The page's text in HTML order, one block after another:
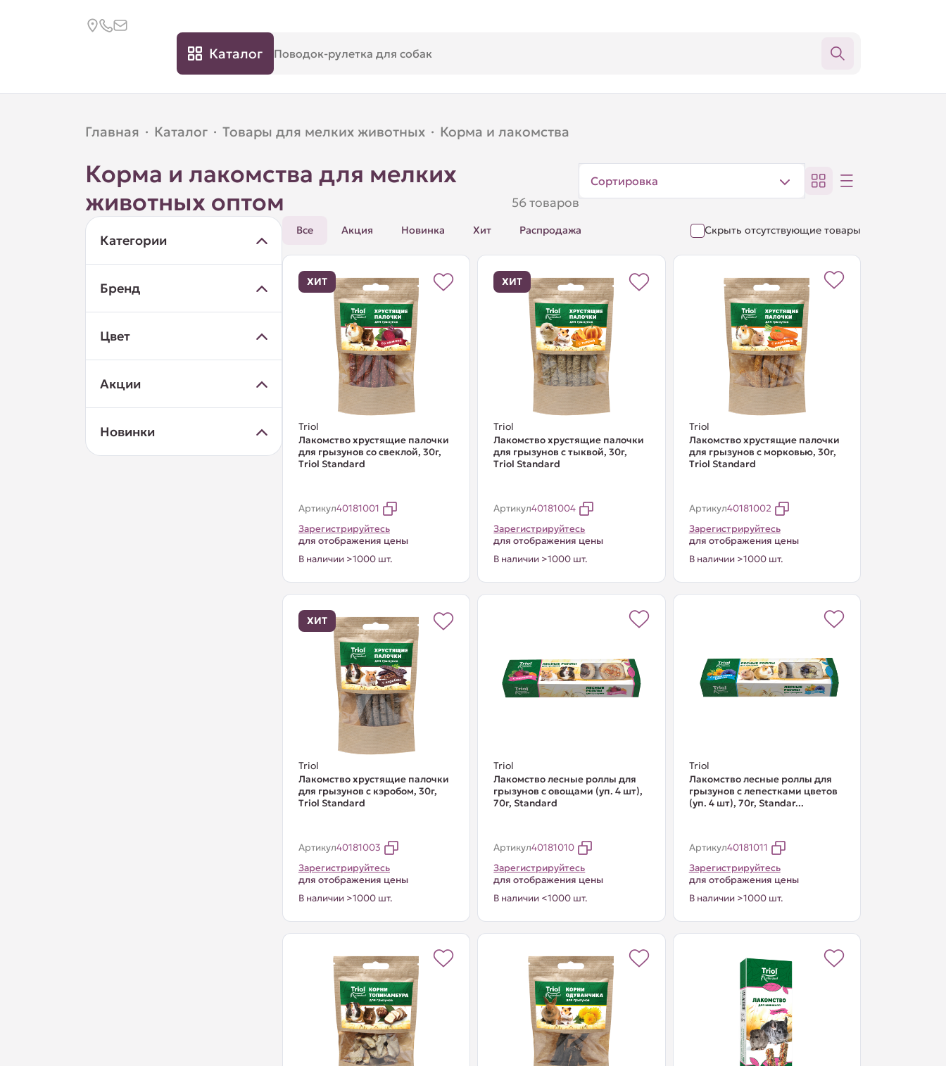
Каталог
Главная · Каталог · Товары для мелких животных · Корма и лакомства
Корма и лакомства для мелких
животных оптом
56 товаров
Сортировка
Категории
Бренд
Цвет
Акции
Новинки
Все Акция Новинка Хит Распродажа Скрыть отсутствующие товары
ХИТ
Triol
Лакомство хрустящие палочки
для грызунов со свеклой, 30г,
Тriol Standard
Артикул40181001
Зарегистрируйтесь
для отображения цены
В наличии >1000 шт.
ХИТ
Triol
Лакомство хрустящие палочки
для грызунов с тыквой, 30г,
Тriol Standard
Артикул40181004
Зарегистрируйтесь
для отображения цены
В наличии >1000 шт.
Triol
Лакомство хрустящие палочки
для грызунов с морковью, 30г,
Тriol Standard
Артикул40181002
Зарегистрируйтесь
для отображения цены
В наличии >1000 шт.
ХИТ
Triol
Лакомство хрустящие палочки
для грызунов с кэробом, 30г,
Тriol Standard
Артикул40181003
Зарегистрируйтесь
для отображения цены
В наличии >1000 шт.
Triol
Лакомство лесные роллы для
грызунов с овощами (уп. 4 шт),
70г, Standard
Артикул40181010
Зарегистрируйтесь
для отображения цены
В наличии <1000 шт.
Triol
Лакомство лесные роллы для
грызунов с лепестками цветов
(уп. 4 шт), 70г, Standar...
Артикул40181011
Зарегистрируйтесь
для отображения цены
В наличии >1000 шт.